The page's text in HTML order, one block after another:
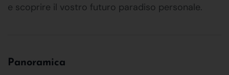
e scoprire il vostro futuro paradiso personale.
Panoramica